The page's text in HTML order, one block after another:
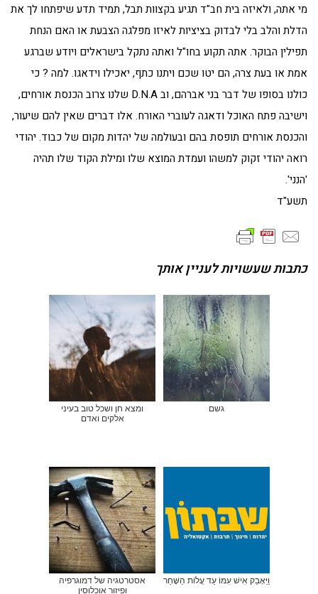
מי אתה, ולאיזה בית חב"ד תגיע בקצוות תבל, תמיד תדע שיפתחו לך את
הדלת והלב בלי לבדוק בציציות לאיזו מפלגה הצבעת או האם הנחת
תפילין הבוקר. אתה תקוע בחו"ל ואתה נתקל בישראלים ויודע שברגע
אמת או בעת צרה, הם יטו שכם ויתנו כתף, יאכילו וידאגו. למה ? כי
כולנו בסופו של דבר בני אברהם, וב D.N.A שלנו צרוב הכנסת אורחים,
וישיבה פתח האוכל ודאגה לעוברי האורח. אלו דברים שאין להם שיעור,
והכנסת אורחים תופסת בהם ובעולמה של יהדות מקום של כבוד. יהודי
רואה יהודי זקוק למשהו ועמדת המוצא שלו ומילת הקוד שלו תהיה
'הנני'.
תשע"ד
כתבות שעשויות לעניין אותך
גשם
ומצא חן ושכל טוב בעיני
אלקים ואדם
וַיֵּאָבֵק אִישׁ עִמּוֹ עַד עֲלוֹת הַשָּׁחַר
אסטרטגיה של דמוגרפיה
ופיזור אוכלוסין